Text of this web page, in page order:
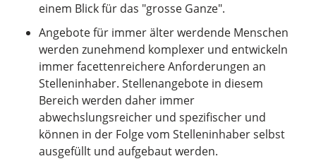
einem Blick für das "grosse Ganze".
Angebote für immer älter werdende Menschen
werden zunehmend komplexer und entwickeln
immer facettenreichere Anforderungen an
Stelleninhaber. Stellenangebote in diesem
Bereich werden daher immer
abwechslungsreicher und spezifischer und
können in der Folge vom Stelleninhaber selbst
ausgefüllt und aufgebaut werden.